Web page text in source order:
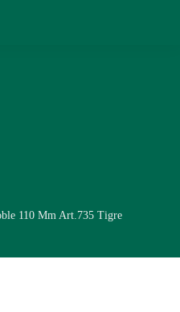
110 Mm Art.735 Tigre